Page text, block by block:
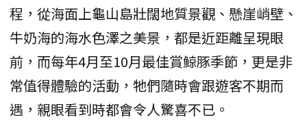
程，從海面上龜山島壯闊地質景觀、懸崖峭壁、
牛奶海的海水色澤之美景，都是近距離呈現眼
前，而每年4月至10月最佳賞鯨豚季節，更是非
常值得體驗的活動，牠們隨時會跟遊客不期而
遇，親眼看到時都會令人驚喜不已。